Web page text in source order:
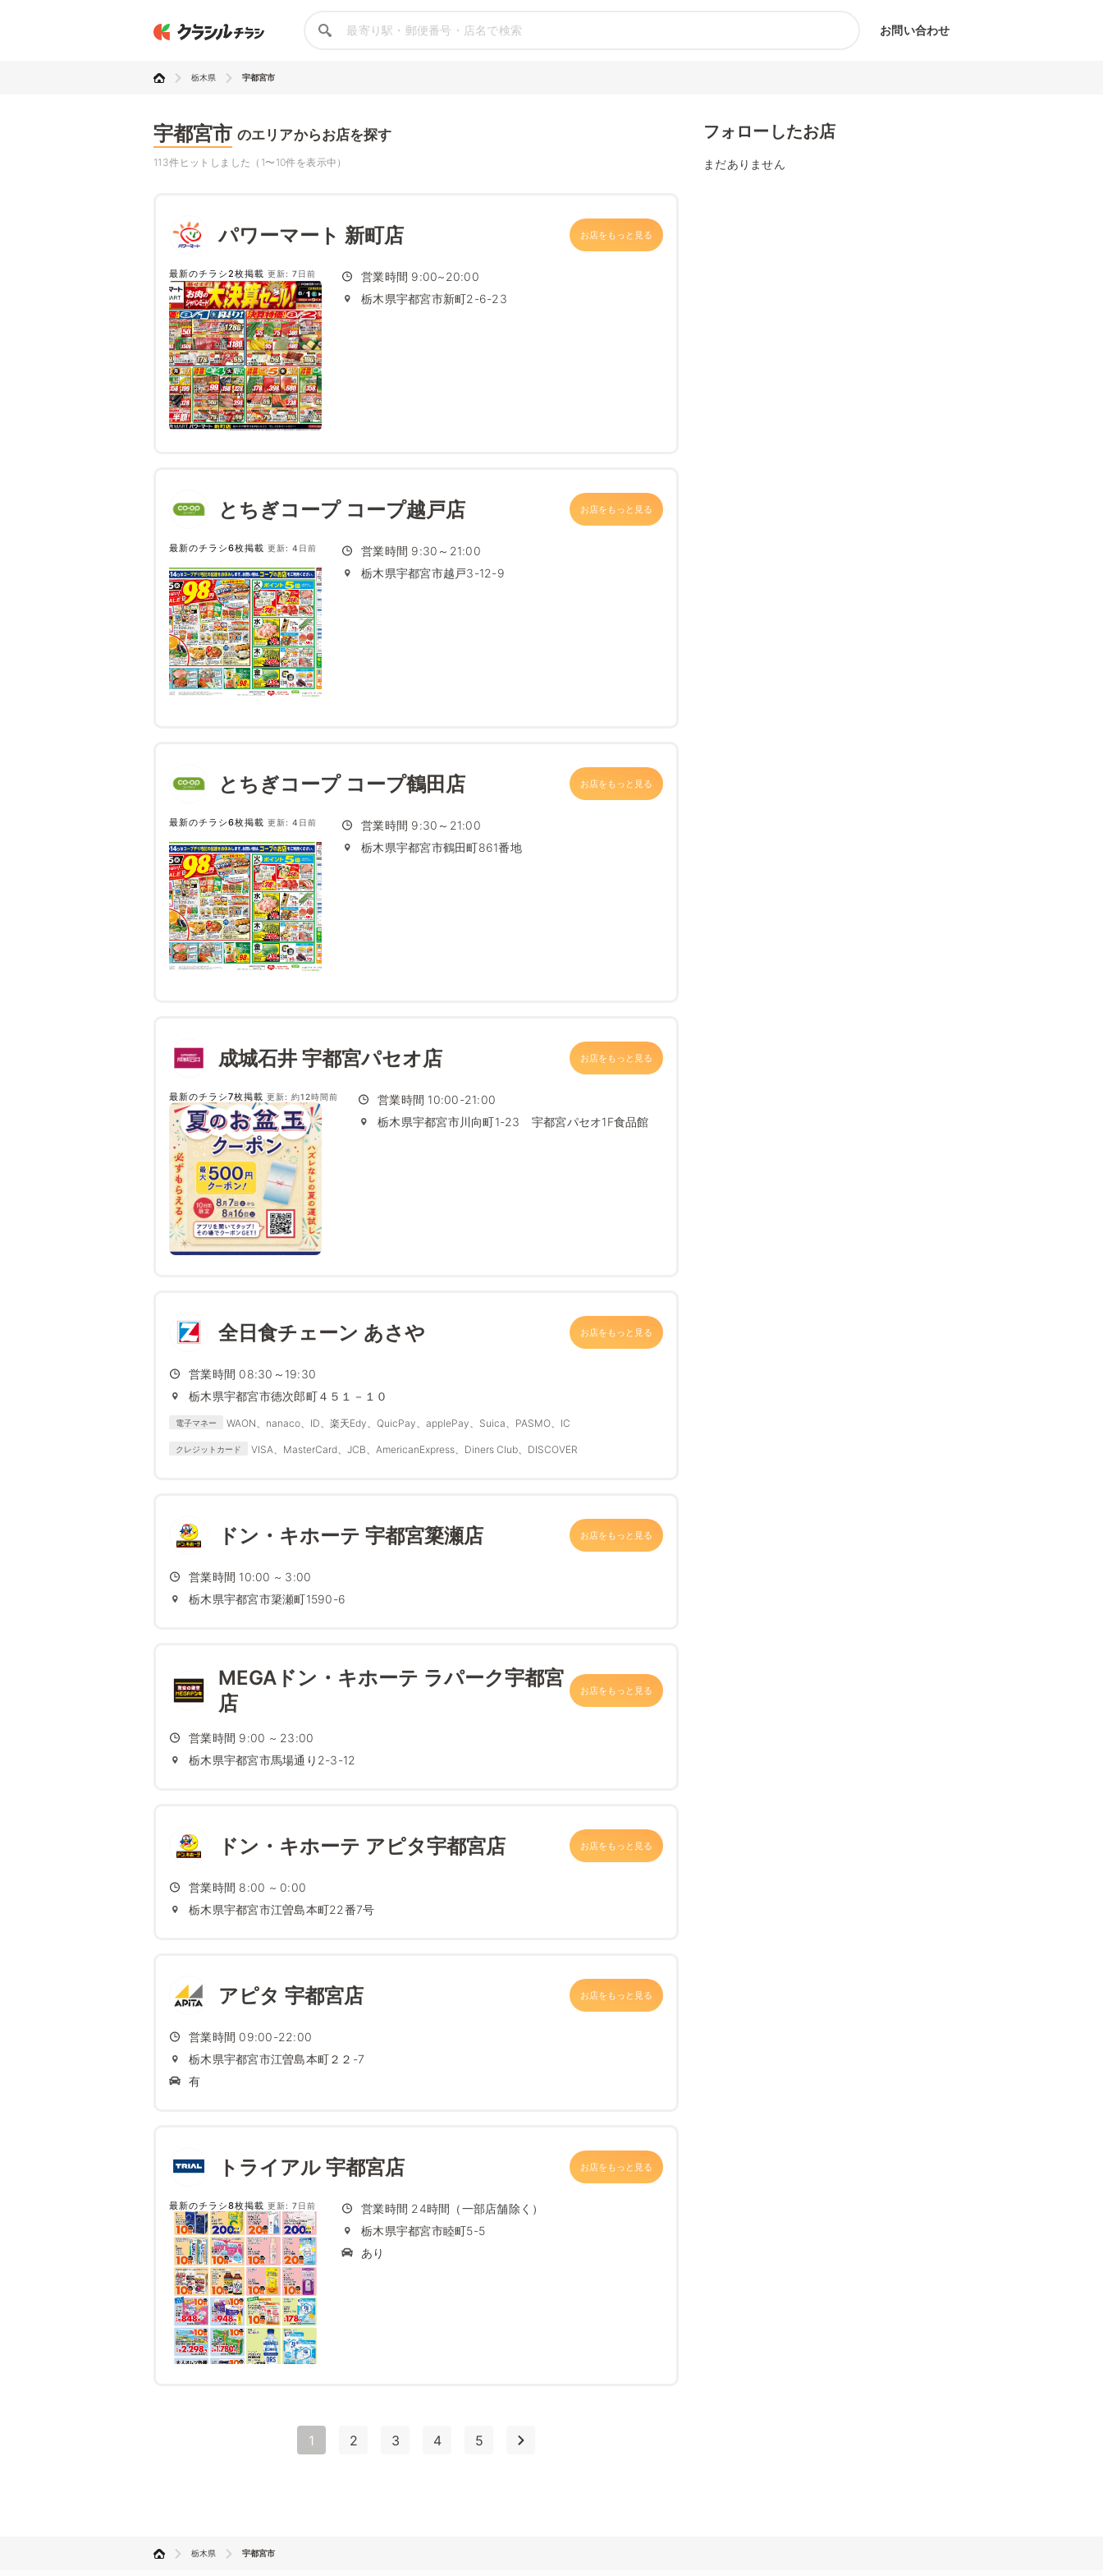
お問い合わせ
栃木県 宇都宮市
宇都宮市 のエリアからお店を探す
113件ヒットしました（1〜10件を表示中）
パワーマート 新町店 お店をもっと見る
最新のチラシ2枚掲載 更新: 7日前
営業時間 9:00~20:00
栃木県宇都宮市新町2-6-23
とちぎコープ コープ越戸店 お店をもっと見る
最新のチラシ6枚掲載 更新: 4日前
営業時間 9:30～21:00
栃木県宇都宮市越戸3-12-9
とちぎコープ コープ鶴田店 お店をもっと見る
最新のチラシ6枚掲載 更新: 4日前
営業時間 9:30～21:00
栃木県宇都宮市鶴田町861番地
成城石井 宇都宮パセオ店 お店をもっと見る
最新のチラシ7枚掲載 更新: 約12時間前
営業時間 10:00-21:00
栃木県宇都宮市川向町1-23 宇都宮パセオ1F食品館
全日食チェーン あさや お店をもっと見る
営業時間 08:30～19:30
栃木県宇都宮市徳次郎町４５１－１０
電子マネー WAON、nanaco、ID、楽天Edy、QuicPay、applePay、Suica、PASMO、IC
クレジットカード VISA、MasterCard、JCB、AmericanExpress、Diners Club、DISCOVER
ドン・キホーテ 宇都宮簗瀬店 お店をもっと見る
営業時間 10:00 ~ 3:00
栃木県宇都宮市簗瀬町1590-6
MEGAドン・キホーテ ラパーク宇都宮
店
お店をもっと見る
営業時間 9:00 ~ 23:00
栃木県宇都宮市馬場通り2-3-12
ドン・キホーテ アピタ宇都宮店 お店をもっと見る
営業時間 8:00 ~ 0:00
栃木県宇都宮市江曽島本町22番7号
アピタ 宇都宮店 お店をもっと見る
営業時間 09:00-22:00
栃木県宇都宮市江曽島本町２２-7
有
トライアル 宇都宮店 お店をもっと見る
最新のチラシ8枚掲載 更新: 7日前
営業時間 24時間（一部店舗除く）
栃木県宇都宮市睦町5-5
あり
1 2 3 4 5
フォローしたお店
まだありません
栃木県 宇都宮市